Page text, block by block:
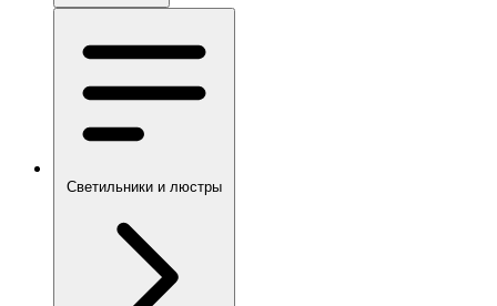
Светильники и люстры